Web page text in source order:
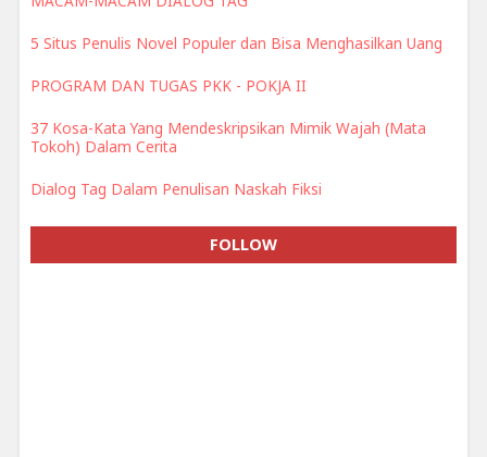
5 Situs Penulis Novel Populer dan Bisa Menghasilkan Uang
PROGRAM DAN TUGAS PKK - POKJA II
37 Kosa-Kata Yang Mendeskripsikan Mimik Wajah (Mata
Tokoh) Dalam Cerita
Dialog Tag Dalam Penulisan Naskah Fiksi
FOLLOW